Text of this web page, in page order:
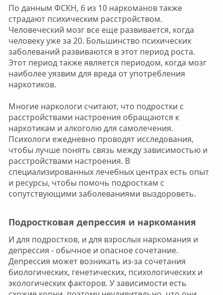
По данным ФСКН, 6 из 10 наркоманов также
страдают психическим расстройством.
Человеческий мозг все еще развивается, когда
человеку уже за 20. Большинство психических
заболеваний развиваются в этот период роста.
Этот период также является периодом, когда мозг
наиболее уязвим для вреда от употребления
наркотиков.
Многие наркологи считают, что подростки с
расстройствами настроения обращаются к
наркотикам и алкоголю для самолечения.
Психологи ежедневно проводят исследования,
чтобы лучше понять связь между зависимостью и
расстройствами настроения. В
специализированных лечебных центрах есть опыт
и ресурсы, чтобы помочь подросткам с
сопутствующими заболеваниями выздороветь.
Подростковая депрессия и наркомания
И для подростков, и для взрослых наркомания и
депрессия - обычное и опасное сочетание.
Депрессия может возникать из-за сочетания
биологических, генетических, психологических и
экологических факторов. У зависимости есть